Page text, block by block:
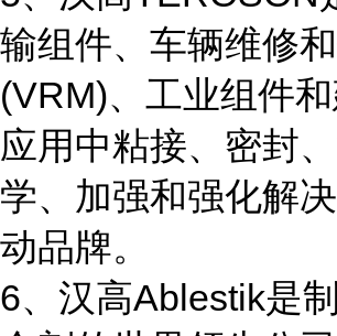
输组件、车辆维修
(VRM)、工业组件
应用中粘接、密封
学、加强和强化解
动品牌。
6、汉高Ablestik是